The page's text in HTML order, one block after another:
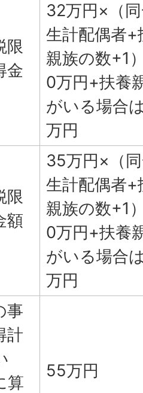
限
金
32万円×（
生計配偶者+
親族の数+1
0万円+扶養
がいる場合
万円
限
額
35万円×（
生計配偶者+
親族の数+1
0万円+扶養
がいる場合
万円
事
計
算
55万円